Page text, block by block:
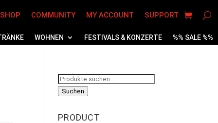
COMMUNITY MY ACCOUNT SUPPORT
WOHNEN FESTIVALS & KONZERTE %% SALE %%
Suchen
nach:
Suchen
PRODUCT